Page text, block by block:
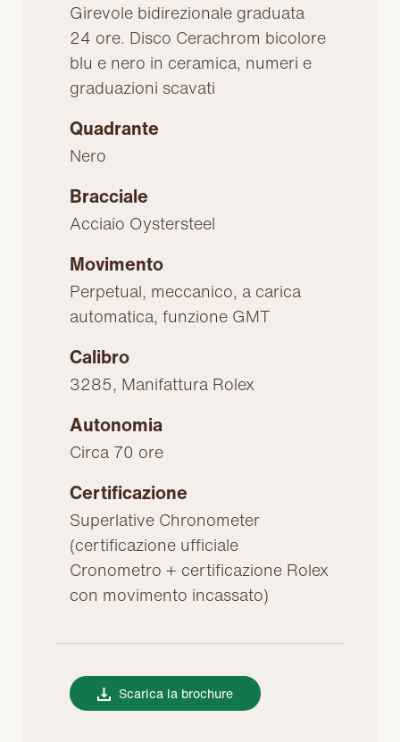
Girevole bidirezionale graduata
24 ore. Disco Cerachrom bicolore
blu e nero in ceramica, numeri e
graduazioni scavati
Quadrante
Nero
Bracciale
Acciaio Oystersteel
Movimento
Perpetual, meccanico, a carica
automatica, funzione GMT
Calibro
3285, Manifattura Rolex
Autonomia
Circa 70 ore
Certificazione
Superlative Chronometer
(certificazione ufficiale
Cronometro + certificazione Rolex
con movimento incassato)
Scarica la brochure